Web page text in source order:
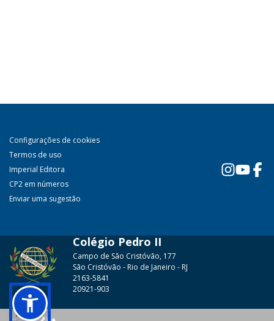
Configurações de cookies
Termos de uso
Imperial Editora
CP2 em números
Enviar uma sugestão
Colégio Pedro II
Campo de São Cristóvão, 177
São Cristóvão - Rio de Janeiro - RJ
2163-5841
20921-903